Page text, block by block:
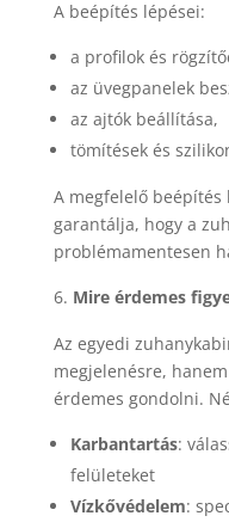
A beépítés lépései:
a profilok és
az üvegpanelek
az ajtók beállítása,
tömítések és
A megfelelő beépítés
garantálja, hogy a
problémamentesen
Mire érdemes
Az egyedi
megjelenésre,
érdemes gondolni.
Karbantartás:
felületeket
Vízkővédelem: